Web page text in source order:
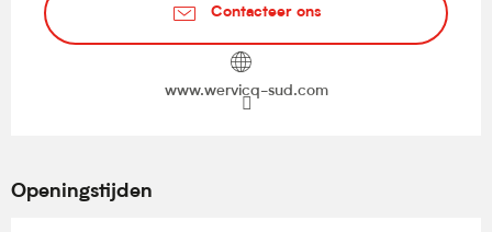
Contacteer ons
www.wervicq-sud.com
Openingstijden